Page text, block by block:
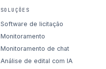
SOLUÇÕES
Software de licitação
Monitoramento
Monitoramento de chat
Análise de edital com IA